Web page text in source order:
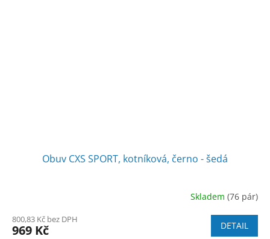
Obuv CXS SPORT, kotníková, černo - šedá
Skladem (76 pár)
800,83 Kč bez DPH
969 Kč DETAIL